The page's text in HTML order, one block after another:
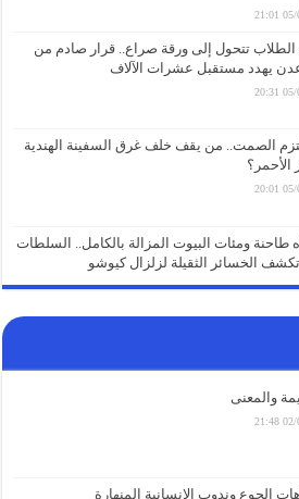
05/
تتحول إلى ورقة صراع.. قرار صادم من
يهدد مستقبل عشرات الآلاف
05/
الصمت.. من يقف خلف غرق السفينة الهندية
الأحمر؟
05/
طاحنة ومئات البيوت المزالة بالكامل.. السلطات
تكشف الخسائر الثقيلة لزلزال كيوشو
05/
والمعنى
02/
الجوع وندوب الإنسانية المنهارة